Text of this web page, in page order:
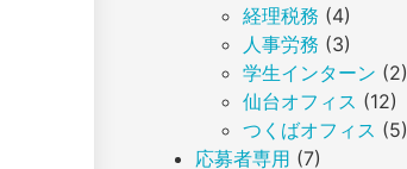
経理税務 (4)
人事労務 (3)
学生インターン (2)
仙台オフィス (12)
つくばオフィス (5)
応募者専用 (7)